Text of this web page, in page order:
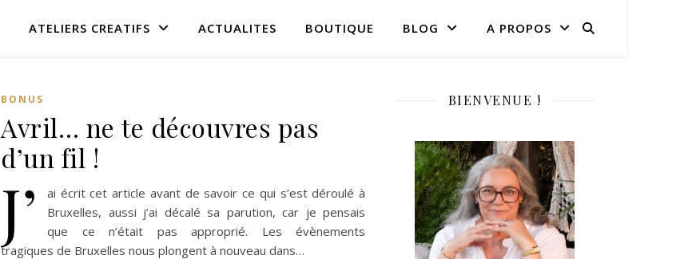
ATELIERS CREATIFS ACTUALITES BOUTIQUE BLOG A PROPOS
BONUS
Avril… ne te découvres pas
d’un fil !
J’
ai écrit cet article avant de savoir ce qui s’est déroulé à
Bruxelles, aussi j’ai décalé sa parution, car je pensais
que ce n’était pas approprié. Les évènements
tragiques de Bruxelles nous plongent à nouveau dans…
BIENVENUE !